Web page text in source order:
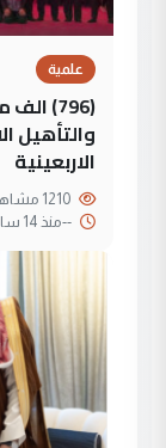
علمية
(796)
والتأهيل
الاربعينية
--منذ 14 ساعة